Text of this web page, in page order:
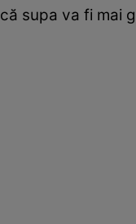
că supa va fi mai